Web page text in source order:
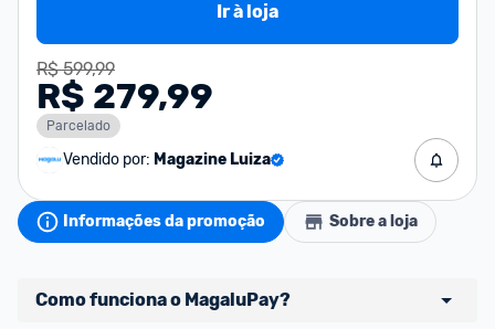
Ir à loja
R$ 599,99
R$ 279,99
Parcelado
Vendido por: Magazine Luiza
Informações da promoção Sobre a loja
Como funciona o MagaluPay?